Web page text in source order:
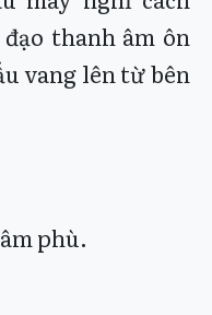
thanh âm ôn
vang lên từ bên
phù.